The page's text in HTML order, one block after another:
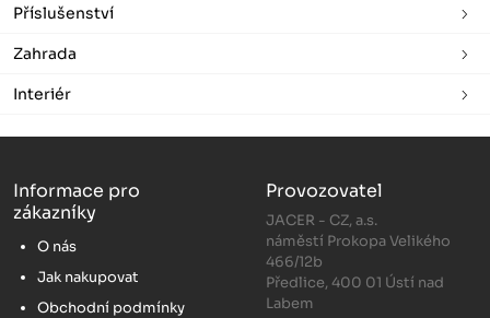
Příslušenství
Zahrada
Interiér
Informace pro
zákazníky
O nás
Jak nakupovat
Obchodní podmínky
Provozovatel
JACER - CZ, a.s.
náměstí Prokopa Velikého
466/12b
Předlice, 400 01 Ústí nad
Labem